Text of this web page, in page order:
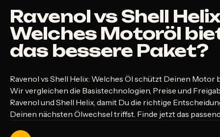
Ravenol vs Shell
Welches Motoröl
das bessere Paket?
Ravenol vs Shell Helix: Welches Öl schützt Deinen Motor
Wir vergleichen die Basistechnologien, Preise und
Ravenol und Shell Helix, damit Du die richtige
Deinen nächsten Ölwechsel triffst. Finde jetzt das